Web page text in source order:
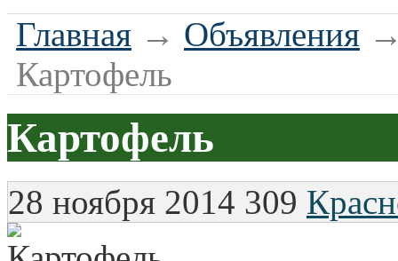
Главная → Объявления
Картофель
Картофель
28 ноября 2014 309